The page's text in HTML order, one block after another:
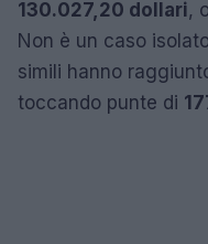
130.027,20 dollari,
Non è un caso
simili hanno
toccando punte di